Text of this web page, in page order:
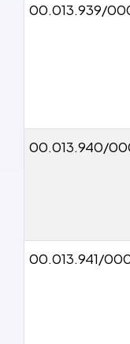
00.013.939/
00.013.940/
00.013.941/